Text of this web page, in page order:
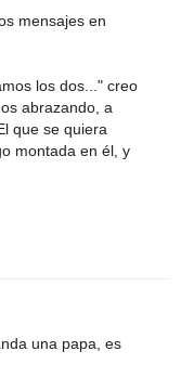
mensajes en
los dos..." creo
abrazando, a
que se quiera
montada en él, y
una papa, es